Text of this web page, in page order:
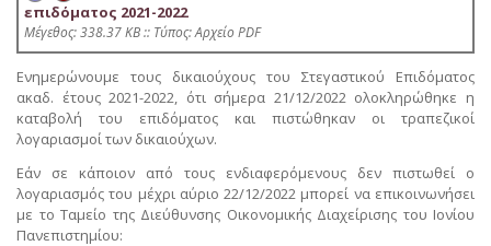
επιδόματος 2021-2022
Mέγεθος: 338.37 KB :: Τύπος: Αρχείο PDF
Ενημερώνουμε τους δικαιούχους του Στεγαστικού Επιδόματος
ακαδ. έτους 2021-2022, ότι σήμερα 21/12/2022 ολοκληρώθηκε η
καταβολή του επιδόματος και πιστώθηκαν οι τραπεζικοί
λογαριασμοί των δικαιούχων.
Εάν σε κάποιον από τους ενδιαφερόμενους δεν πιστωθεί ο
λογαριασμός του μέχρι αύριο 22/12/2022 μπορεί να επικοινωνήσει
με το Ταμείο της Διεύθυνσης Οικονομικής Διαχείρισης του Ιονίου
Πανεπιστημίου: